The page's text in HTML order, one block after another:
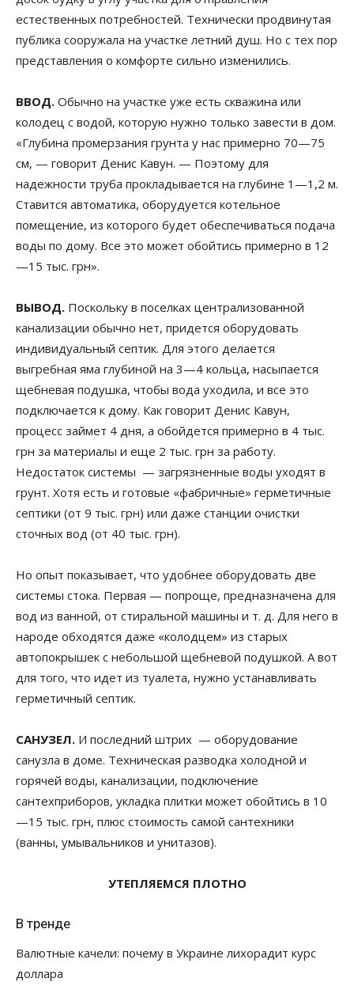
естественных потребностей. Технически продвинутая
публика сооружала на участке летний душ. Но с тех пор
представления о комфорте сильно изменились.
ВВОД. Обычно на участке уже есть скважина или
колодец с водой, которую нужно только завести в дом.
«Глубина промерзания грунта у нас примерно 70—75
см, — говорит Денис Кавун. — Поэтому для
надежности труба прокладывается на глубине 1—1,2 м.
Ставится автоматика, оборудуется котельное
помещение, из которого будет обеспечиваться подача
воды по дому. Все это может обойтись примерно в 12
—15 тыс. грн».
ВЫВОД. Поскольку в поселках централизованной
канализации обычно нет, придется оборудовать
индивидуальный септик. Для этого делается
выгребная яма глубиной на 3—4 кольца, насыпается
щебневая подушка, чтобы вода уходила, и все это
подключается к дому. Как говорит Денис Кавун,
процесс займет 4 дня, а обойдется примерно в 4 тыс.
грн за материалы и еще 2 тыс. грн за работу.
Недостаток системы — загрязненные воды уходят в
грунт. Хотя есть и готовые «фабричные» герметичные
септики (от 9 тыс. грн) или даже станции очистки
сточных вод (от 40 тыс. грн).
Но опыт показывает, что удобнее оборудовать две
системы стока. Первая — попроще, предназначена для
вод из ванной, от стиральной машины и т. д. Для него в
народе обходятся даже «колодцем» из старых
автопокрышек с небольшой щебневой подушкой. А вот
для того, что идет из туалета, нужно устанавливать
герметичный септик.
САНУЗЕЛ. И последний штрих — оборудование
санузла в доме. Техническая разводка холодной и
горячей воды, канализации, подключение
сантехприборов, укладка плитки может обойтись в 10
—15 тыс. грн, плюс стоимость самой сантехники
(ванны, умывальников и унитазов).
УТЕПЛЯЕМСЯ ПЛОТНО
В тренде
Валютные качели: почему в Украине лихорадит курс
доллара